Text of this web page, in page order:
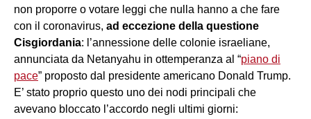
non proporre o votare leggi che nulla hanno a che fare
con il coronavirus, ad eccezione della questione
Cisgiordania: l’annessione delle colonie israeliane,
annunciata da Netanyahu in ottemperanza al “piano di
pace” proposto dal presidente americano Donald Trump.
E’ stato proprio questo uno dei nodi principali che
avevano bloccato l’accordo negli ultimi giorni: